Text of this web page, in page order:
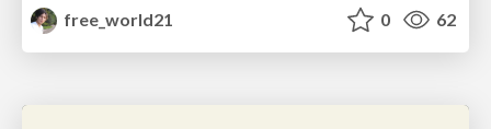
free_world21
0 62